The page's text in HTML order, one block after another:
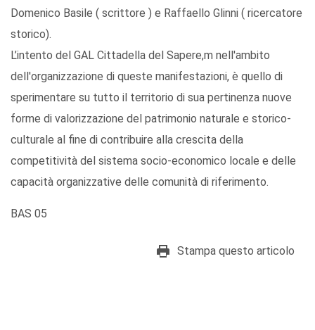
Domenico Basile ( scrittore ) e Raffaello Glinni ( ricercatore
storico).
L’intento del GAL Cittadella del Sapere,m nell'ambito
dell'organizzazione di queste manifestazioni, è quello di
sperimentare su tutto il territorio di sua pertinenza nuove
forme di valorizzazione del patrimonio naturale e storico-
culturale al fine di contribuire alla crescita della
competitività del sistema socio-economico locale e delle
capacità organizzative delle comunità di riferimento.
BAS 05
Stampa questo articolo